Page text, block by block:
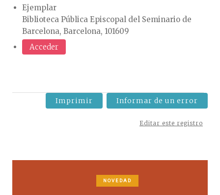
Ejemplar
Biblioteca Pública Episcopal del Seminario de
Barcelona, Barcelona, 101609
Acceder
Imprimir Informar de un error
Editar este registro
NOVEDAD